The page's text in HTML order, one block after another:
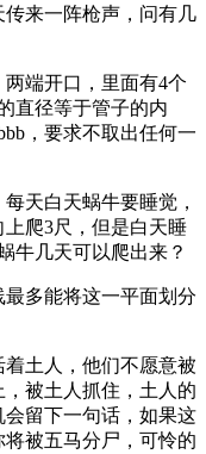
来一阵枪声，问有几
端开口，里面有4个
直径等于管子的内
，要求不取出任何一
天白天蜗牛要睡觉，
爬3尺，但是白天睡
牛几天可以爬出来？
多能将这一平面划分
土人，他们不愿意被
被土人抓住，土人的
留下一句话，如果这
被五马分尸，可怜的